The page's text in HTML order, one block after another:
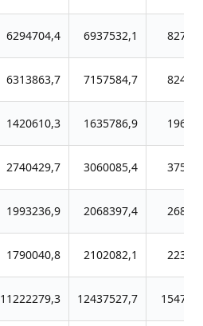
6294704,4 6937532,1
6313863,7 7157584,7
1420610,3 1635786,9
2740429,7 3060085,4
1993236,9 2068397,4
1790040,8 2102082,1
11222279,3 12437527,7